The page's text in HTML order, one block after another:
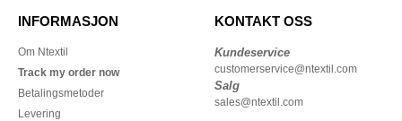
INFORMASJON
Om Ntextil
Track my order now
Betalingsmetoder
Levering
KONTAKT OSS
Kundeservice
customerservice@ntextil.com
Salg
sales@ntextil.com